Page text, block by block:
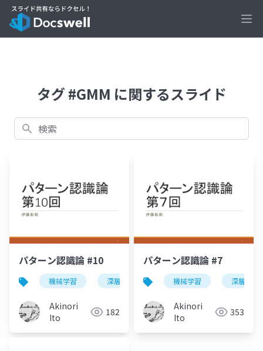
タグ #GMM に関するスライド
検索
パターン認識論 #10
機械学習 深層学習 パターン認識
Akinori
Ito
182
パターン認識論 #7
機械学習 深層学習
Akinori
Ito
353